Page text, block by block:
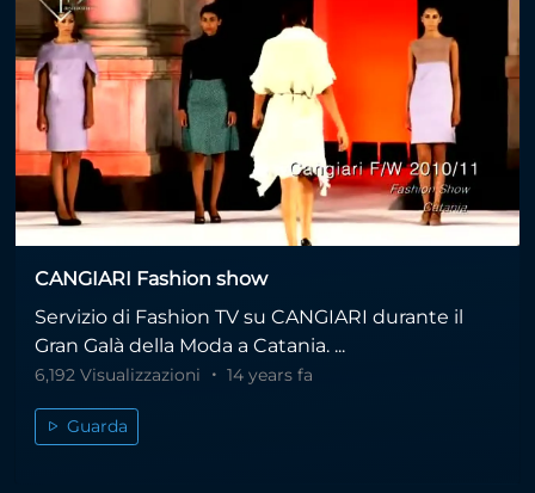
CANGIARI Fashion show
Servizio di Fashion TV su CANGIARI durante il
Gran Galà della Moda a Catania. ...
6,192 Visualizzazioni 14 years fa
Guarda